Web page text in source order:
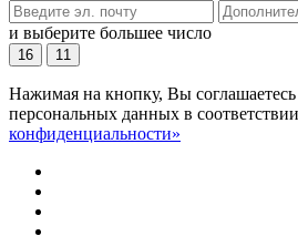
и выберите большее число
16 11
Нажимая на кнопку, Вы соглашаетесь
персональных данных в
конфиденциальности»